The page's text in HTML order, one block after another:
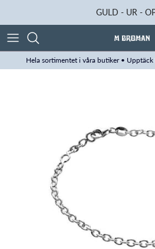
GULD - UR -
Hela sortimentet i våra butiker •